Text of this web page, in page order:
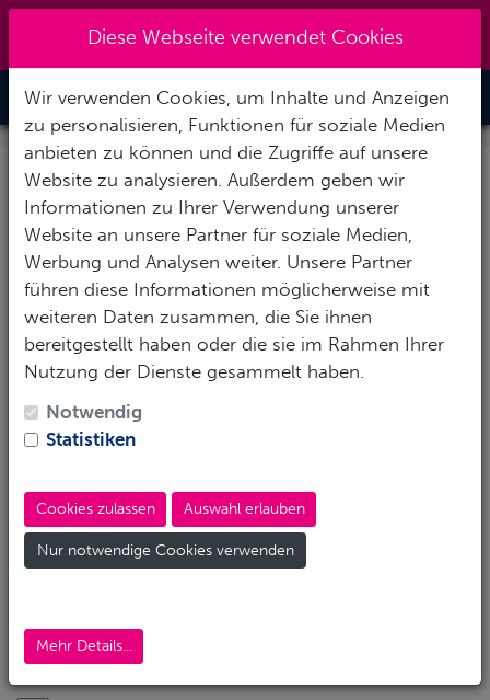
info@tauchzentrale.de
Toggle
Ihre Anfrage: Sheraton
Soma Bay
Vielen herzlichen Dank für Ihr Interesse! Um Ihnen
eine möglichst aussagekräftige Antwort zu geben,
füllen Sie das Formular mit Ihren Wünschen und
Eckdaten aus.
Persönliche Daten
Diese Webseite verwendet Cookies
Wir verwenden Cookies, um Inhalte und Anzeigen
zu personalisieren, Funktionen für soziale Medien
anbieten zu können und die Zugriffe auf unsere
Website zu analysieren. Außerdem geben wir
Informationen zu Ihrer Verwendung unserer
Website an unsere Partner für soziale Medien,
Werbung und Analysen weiter. Unsere Partner
führen diese Informationen möglicherweise mit
weiteren Daten zusammen, die Sie ihnen
bereitgestellt haben oder die sie im Rahmen Ihrer
Nutzung der Dienste gesammelt haben.
Notwendig
Statistiken
Cookies zulassen Auswahl erlauben
Nur notwendige Cookies verwenden
Mehr Details...